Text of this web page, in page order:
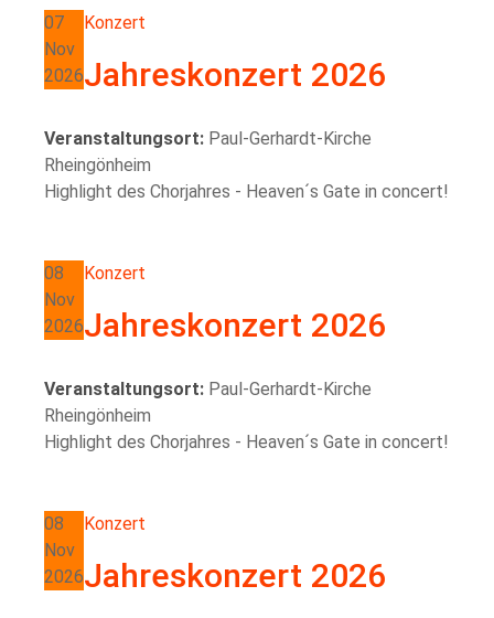
07
Nov
2026
Konzert
Jahreskonzert 2026
Veranstaltungsort: Paul-Gerhardt-Kirche
Rheingönheim
Highlight des Chorjahres - Heaven´s Gate in concert!
08
Nov
2026
Konzert
Jahreskonzert 2026
Veranstaltungsort: Paul-Gerhardt-Kirche
Rheingönheim
Highlight des Chorjahres - Heaven´s Gate in concert!
08
Nov
2026
Konzert
Jahreskonzert 2026